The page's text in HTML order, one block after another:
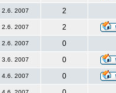
2.6. 2007
2
2.6. 2007
2
2.6. 2007
0
3.6. 2007
0
4.6. 2007
0